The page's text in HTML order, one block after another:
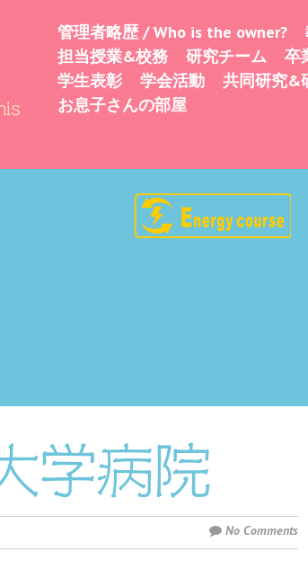
Menu
Skip
content
管理者略歴 / Who is the owner?
担当授業&校務
研究チーム 卒
学生表彰
学会活動 共同研究&
お息子さんの部屋
学病院
No Comments